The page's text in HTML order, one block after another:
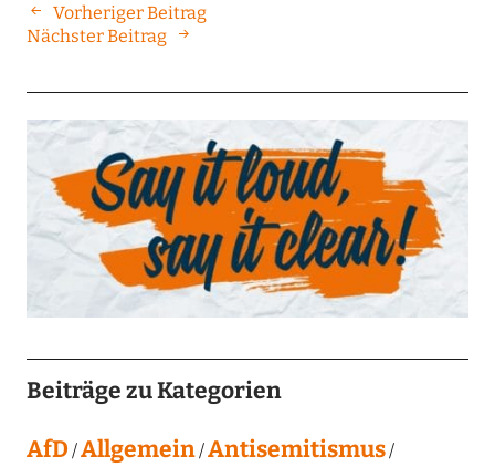
Vorheriger Beitrag
Nächster Beitrag
Beiträge zu Kategorien
AfD Allgemein Antisemitismus